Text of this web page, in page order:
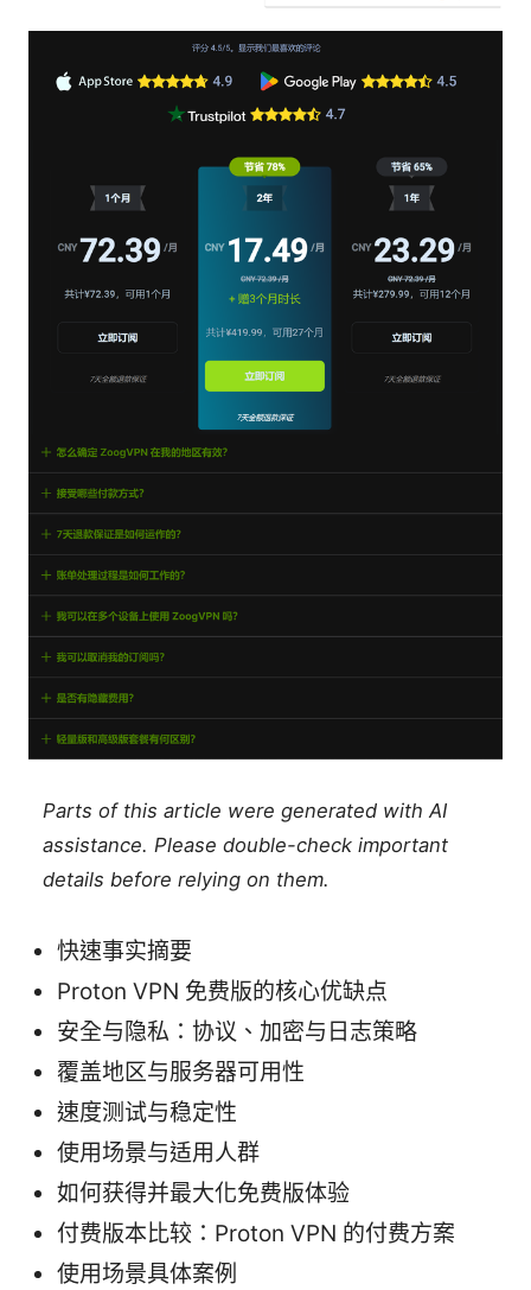
Parts of this article were generated with AI
assistance. Please double-check important
details before relying on them.
快速事实摘要
Proton VPN 免费版的核心优缺点
安全与隐私：协议、加密与日志策略
覆盖地区与服务器可用性
速度测试与稳定性
使用场景与适用人群
如何获得并最大化免费版体验
付费版本比较：Proton VPN 的付费方案
使用场景具体案例